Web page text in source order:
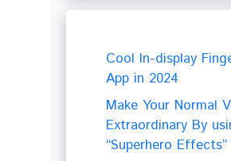
Cool In-display
App in 2024
Make Your Normal
Extraordinary By
“Superhero Effects”